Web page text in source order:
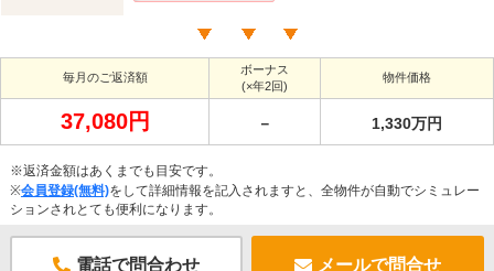
毎月のご返済額
ボーナス
(×年2回)
物件価格
37,080円 － 1,330万円
※返済金額はあくまでも目安です。
※会員登録(無料)をして詳細情報を記入されますと、全物件が自動でシミュレー
ションされとても便利になります。
電話で問合わせ メールで問合せ